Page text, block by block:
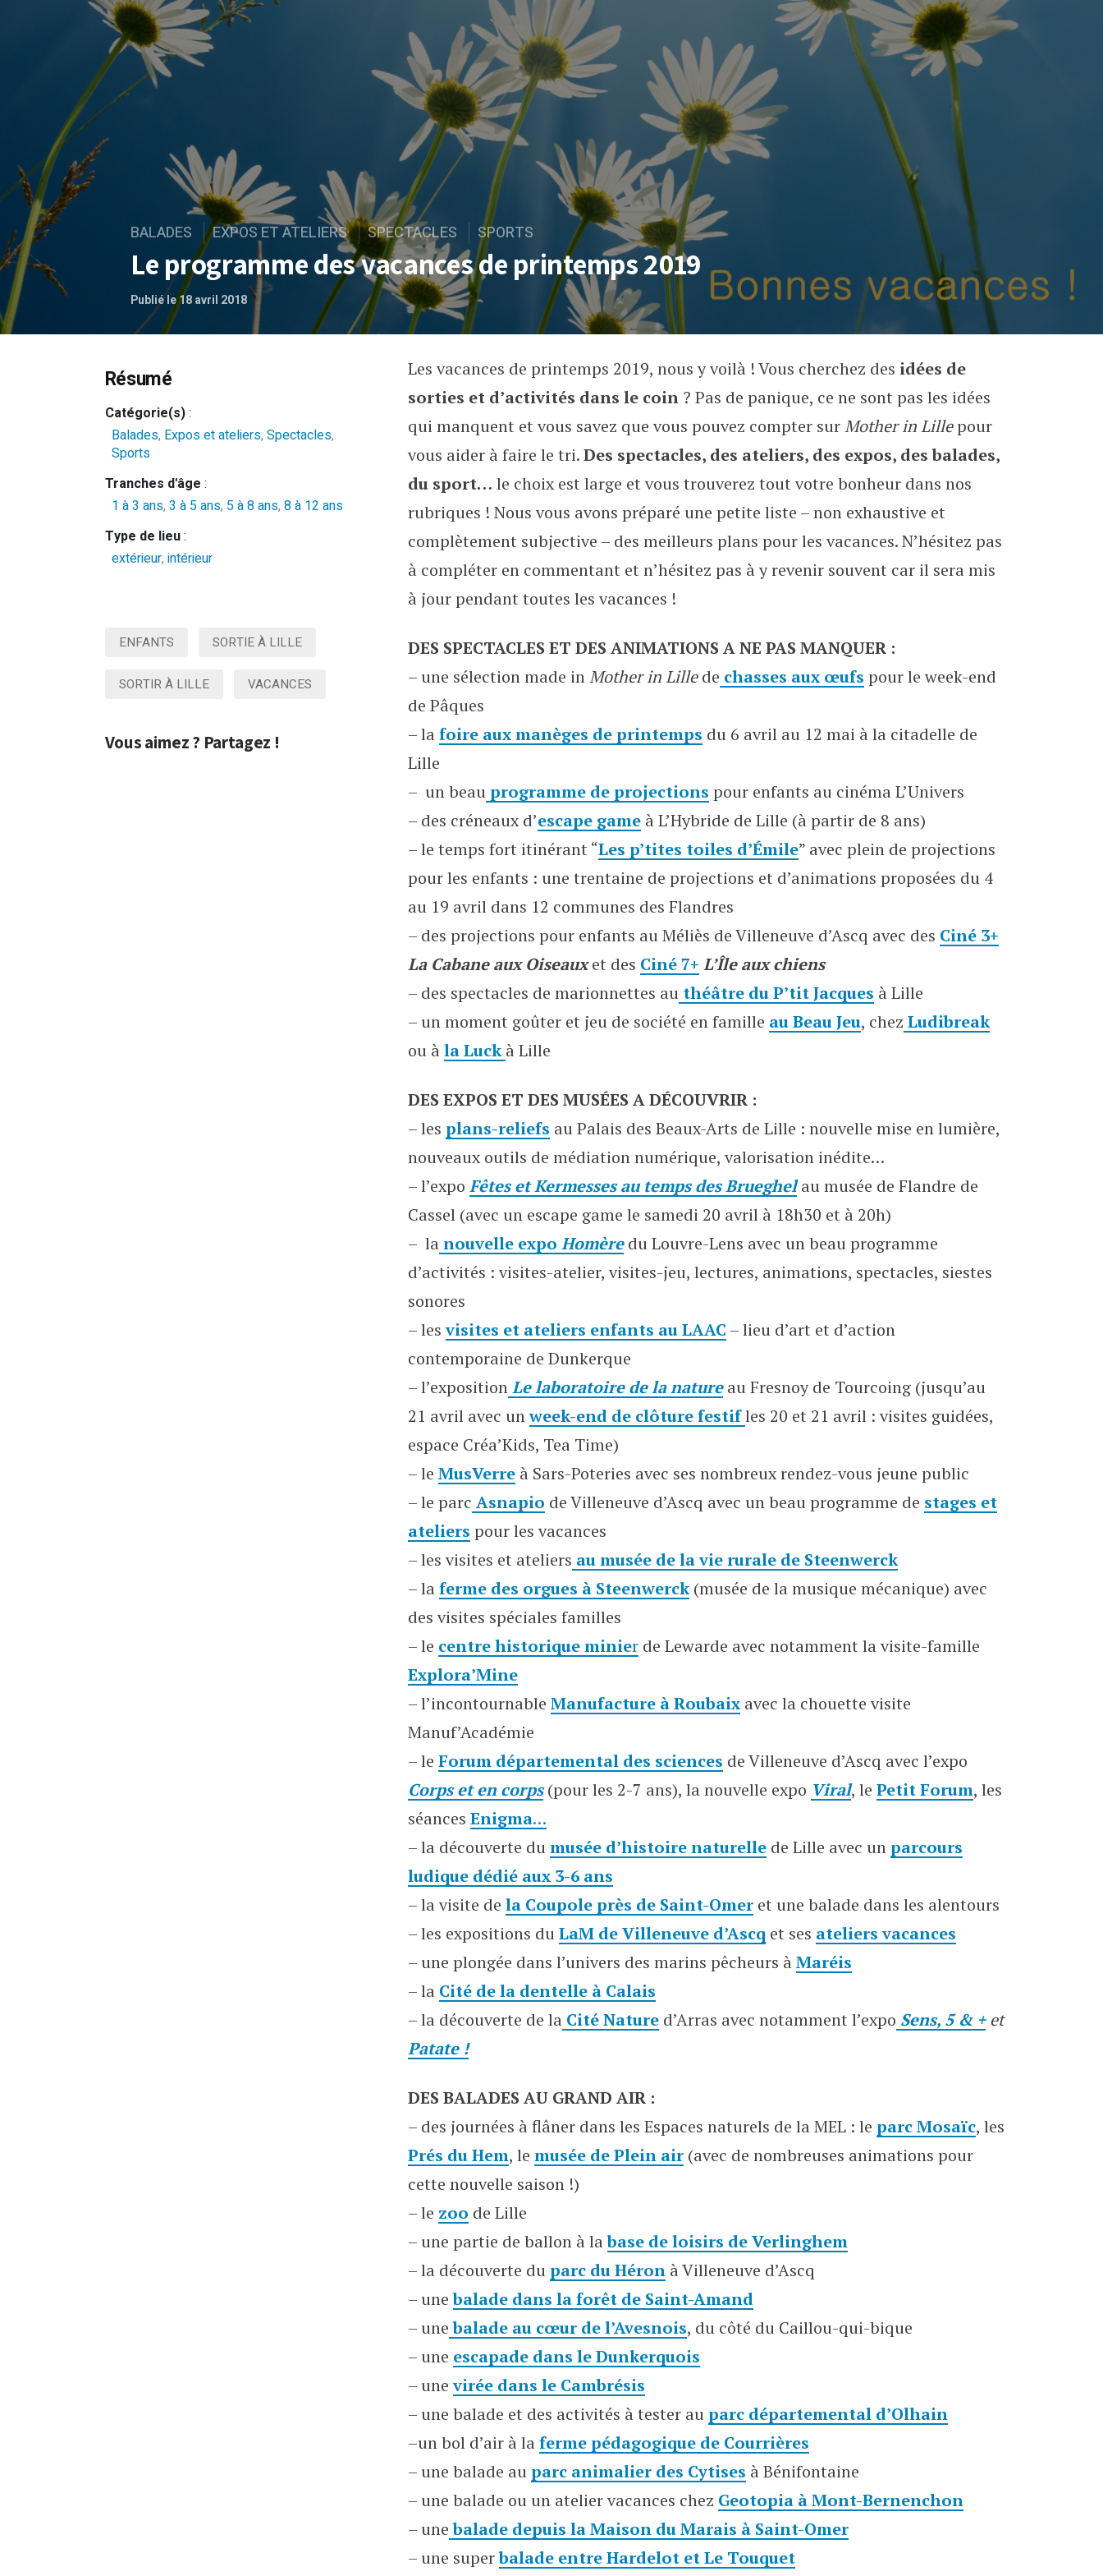
BALADES EXPOS ET ATELIERS SPECTACLES SPORTS
Le programme des vacances de printemps 2019
Publié le 18 avril 2018
Le programme des vacances de printemps 2019
Les vacances de printemps 2019, nous y voilà ! Vous cherchez des idées de
sorties et d’activités dans le coin ? Pas de panique, ce ne sont pas les idées
qui manquent et vous savez que vous pouvez compter surMother in Lillepour
vous aider à faire le tri.Des spectacles, des ateliers, des expos, des balades,
du sport… le choix est large et vous trouverez tout votre bonheur dans nos
rubriques ! Nous vous avons préparé une petite liste – non exhaustive et
complètement subjective – des meilleurs plans pour les vacances. N’hésitez pas
à compléter en commentant et n’hésitez pas à y revenir souvent car il sera mis
à jour pendant toutes les vacances !
DES SPECTACLES ET DES ANIMATIONS A NE PAS MANQUER :
– une sélection made inMother in Lillede chasses aux œufs pour le week-end
de Pâques
– la foire aux manèges de printemps du 6 avril au 12 mai à la citadelle de
Lille
– un beau programme de projections pour enfants au cinéma L’Univers
– des créneaux d’escape game à L’Hybride de Lille (à partir de 8 ans)
– le temps fort itinérant “Les p’tites toiles d’Émile” avec plein de projections
pour les enfants : une trentaine de projections et d’animations proposées du 4
au 19 avril dans 12 communes des Flandres
– des projections pour enfants au Méliès de Villeneuve d’Ascq avec des Ciné 3+
La Cabane aux Oiseauxet des Ciné 7+ L’Île aux chiens
– des spectacles de marionnettes au théâtre du P’tit Jacques à Lille
– un moment goûter et jeu de société en famille au Beau Jeu, chez Ludibreak
ou à la Luckà Lille
DES EXPOS ET DES MUSÉES A DÉCOUVRIR :
–les plans-reliefs au Palais des Beaux-Arts de Lille : nouvelle mise en lumière,
nouveaux outils de médiation numérique, valorisation inédite…
–l’expo Fêtes et Kermesses au temps des Brueghelau musée de Flandre de
Cassel (avec un escape game le samedi 20 avril à 18h30 et à 20h)
– la nouvelle expo Homèredu Louvre-Lens avec un beau programme
d’activités : visites-atelier, visites-jeu, lectures, animations, spectacles, siestes
sonores
– lesvisites et ateliers enfants auLAAC – lieu d’art et d’action
contemporaine de Dunkerque
– l’expositionLe laboratoire de la natureau Fresnoy de Tourcoing (jusqu’au
21 avril avec unweek-end de clôture festifles 20 et 21 avril : visites guidées,
espace Créa’Kids, Tea Time)
– le MusVerre à Sars-Poteries avec ses nombreux rendez-vous jeune public
–le parc Asnapio de Villeneuve d’Ascq avec un beau programme de stages et
ateliers pour les vacances
– les visites et ateliers au musée de la vie rurale de Steenwerck
– la ferme des orgues à Steenwerck(musée de la musique mécanique) avec
des visites spéciales familles
– le centre historique minier de Lewarde avec notamment la visite-famille
Explora’Mine
– l’incontournable Manufacture à Roubaix avec la chouette visite
Manuf’Académie
– le Forum départemental des sciences de Villeneuve d’Ascq avec l’expo
Corps et en corps(pour les 2-7 ans), la nouvelle expo Viral, le Petit Forum, les
séances Enigma…
– la découverte du musée d’histoire naturelle de Lille avec unparcours
ludique dédié aux 3-6 ans
– la visite de la Coupole près de Saint-Omer et une balade dans les alentours
–les expositions du LaM de Villeneuve d’Ascq et ses ateliers vacances
– une plongée dans l’univers des marins pêcheurs à Maréis
– la Cité de la dentelle à Calais
– la découverte de la Cité Nature d’Arras avec notamment l’expo Sens, 5 & +et
Patate !
DES BALADES AU GRAND AIR :
– des journées à flâner dans les Espaces naturels de la MEL : le parc Mosaïc, les
Prés du Hem, le musée de Plein air (avec de nombreuses animations pour
cette nouvelle saison !)
– le zoo de Lille
– une partie de ballon à labase de loisirs de Verlinghem
– la découverte du parc du Héron à Villeneuve d’Ascq
– unebalade dans la forêt de Saint-Amand
– unebalade au cœur de l’Avesnois, du côté du Caillou-qui-bique
– une escapade dans le Dunkerquois
– unevirée dans le Cambrésis
– une balade et des activités à tester au parc départemental d’Olhain
–un bol d’air à la ferme pédagogique de Courrières
– une balade au parc animalier des Cytises à Bénifontaine
– une balade ou un atelier vacances chez Geotopia à Mont-Bernenchon
– unebalade depuis la Maison du Marais à Saint-Omer
– une superbalade entre Hardelot et Le Touquet
Résumé
Catégorie(s):
Balades, Expos et ateliers, Spectacles,
Sports
Tranches d'âge :
1 à 3 ans, 3 à 5 ans, 5 à 8 ans, 8 à 12 ans
Type de lieu:
extérieur, intérieur
ENFANTS SORTIE À LILLE
SORTIR À LILLE VACANCES
Vous aimez ? Partagez !